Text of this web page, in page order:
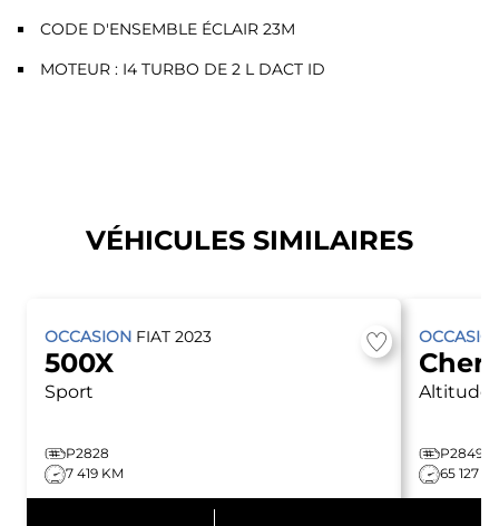
CODE D'ENSEMBLE ÉCLAIR 23M
MOTEUR : I4 TURBO DE 2 L DACT ID
VÉHICULES SIMILAIRES
OCCASION FIAT 2023
500X
Sport
P2828
7 419 KM
Altitude
P2849
65 127